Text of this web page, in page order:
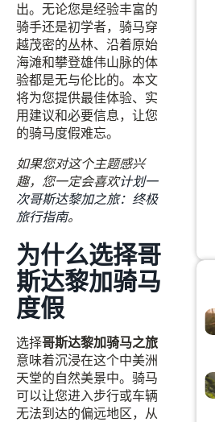
出。无论您是经验丰富的
骑手还是初学者，骑马穿
越茂密的丛林、沿着原始
海滩和攀登雄伟山脉的体
验都是无与伦比的。本文
将为您提供最佳体验、实
用建议和必要信息，让您
的骑马度假难忘。
如果您对这个主题感兴
趣，您一定会喜欢计划一
次哥斯达黎加之旅：终极
旅行指南。
为什么选择哥
斯达黎加骑马
度假
选择哥斯达黎加骑马之旅
意味着沉浸在这个中美洲
天堂的自然美景中。骑马
可以让您进入步行或车辆
无法到达的偏远地区，从